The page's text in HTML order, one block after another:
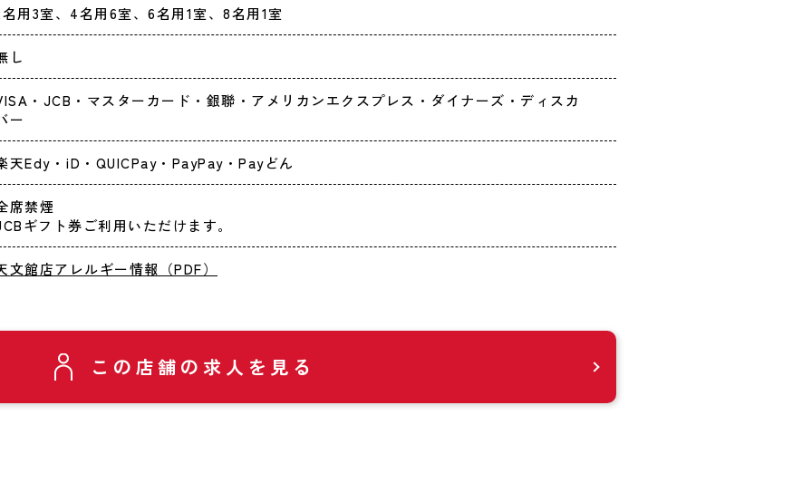
用3室、4名用6室、6名用1室、8名用1室
し
・JCB・マスターカード・銀聯・アメリカンエクスプレス・ダイナーズ・ディスカ
ー
天Edy・iD・QUICPay・PayPay・Payどん
席禁煙
ギフト券ご利用いただけます。
文館店アレルギー情報（PDF）
この店舗の求人を見る